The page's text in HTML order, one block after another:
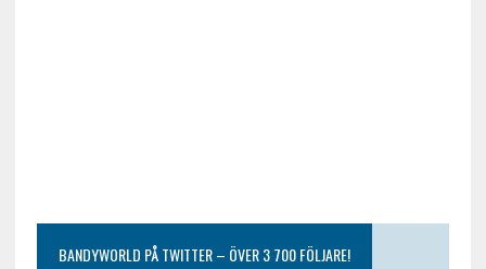
BANDYWORLD PÅ TWITTER – ÖVER 3 700 FÖLJARE!